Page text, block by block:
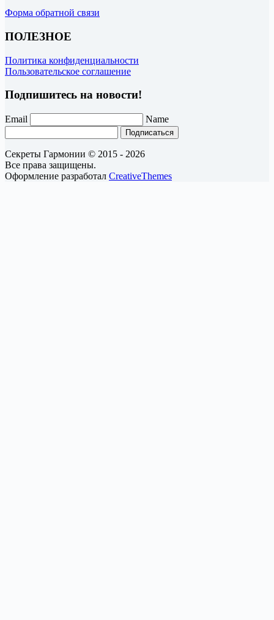
Форма обратной связи
ПОЛЕЗНОЕ
Политика конфиденциальности
Пользовательское соглашение
Подпишитесь на новости!
Email Name
Подписаться
Секреты Гармонии © 2015 - 2026
Все права защищены.
Оформление разработал CreativeThemes